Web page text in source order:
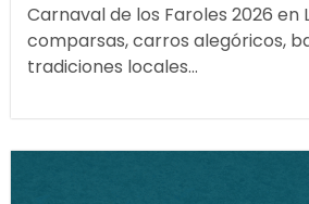
Carnaval de los Faroles 2026 en
comparsas, carros alegóricos,
tradiciones locales...